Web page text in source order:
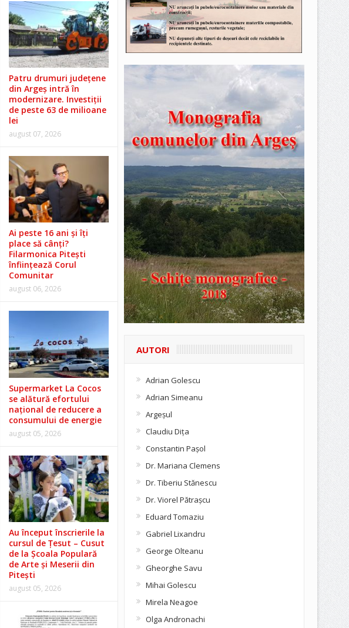
Patru drumuri județene
din Argeș intră în
modernizare. Investiții
de peste 63 de milioane
lei
august 07, 2026
Ai peste 16 ani și îți
place să cânți?
Filarmonica Pitești
înființează Corul
Comunitar
august 06, 2026
Supermarket La Cocos
se alătură efortului
național de reducere a
consumului de energie
august 05, 2026
Au început înscrierile la
cursul de Țesut – Cusut
de la Școala Populară
de Arte și Meserii din
Pitești
august 05, 2026
AUTORI
Adrian Golescu
Adrian Simeanu
Argeşul
Claudiu Diţa
Constantin Pașol
Dr. Mariana Clemens
Dr. Tiberiu Stănescu
Dr. Viorel Pătraşcu
Eduard Tomaziu
Gabriel Lixandru
George Olteanu
Gheorghe Savu
Mihai Golescu
Mirela Neagoe
Olga Andronachi